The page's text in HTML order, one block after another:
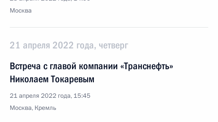
Москва
21 апреля 2022 года, четверг
Встреча с главой компании «Транснефть»
Николаем Токаревым
21 апреля 2022 года, 15:45
Москва, Кремль